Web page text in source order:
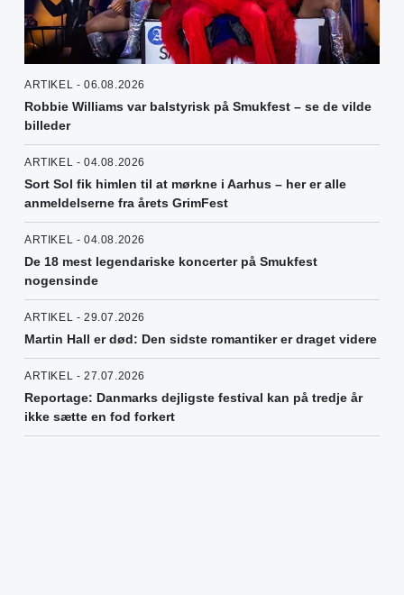
ARTIKEL - 06.08.2026
Robbie Williams var balstyrisk på Smukfest – se de vilde
billeder
ARTIKEL - 04.08.2026
Sort Sol fik himlen til at mørkne i Aarhus – her er alle
anmeldelserne fra årets GrimFest
ARTIKEL - 04.08.2026
De 18 mest legendariske koncerter på Smukfest
nogensinde
ARTIKEL - 29.07.2026
Martin Hall er død: Den sidste romantiker er draget videre
ARTIKEL - 27.07.2026
Reportage: Danmarks dejligste festival kan på tredje år
ikke sætte en fod forkert